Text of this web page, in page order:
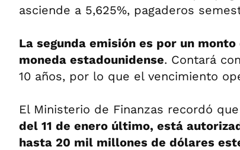
asciende a 5,625%, pagaderos
La segunda emisión es por un
moneda estadounidense. Contará
10 años, por lo que el vencimiento
El Ministerio de Finanzas recordó que
del 11 de enero último, está
hasta 20 mil millones de dólares